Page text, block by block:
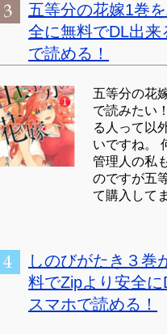
五等分の花嫁1巻
全に無料でDL出来
で読める！
五等分の花
で読みたい
る人って以
いですね。
管理人の私
のですが五
て購入して
しのびがたき３巻
料でZipより安全に
スマホで読める！